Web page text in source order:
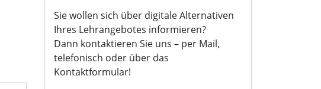
Sie wollen sich über digitale Alternativen
Ihres Lehrangebotes informieren?
Dann kontaktieren Sie uns – per Mail,
telefonisch oder über das
Kontaktformular!